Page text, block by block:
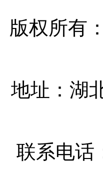
版权所有
地址：湖
联系电话